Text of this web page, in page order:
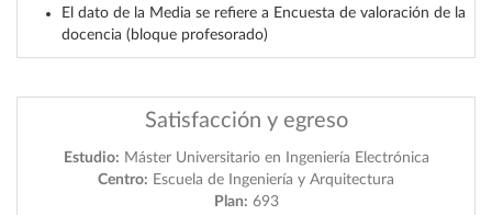
El dato de la Media se refiere a Encuesta de valoración de la
docencia (bloque profesorado)
Satisfacción y egreso
Estudio: Máster Universitario en Ingeniería Electrónica
Centro: Escuela de Ingeniería y Arquitectura
Plan: 693